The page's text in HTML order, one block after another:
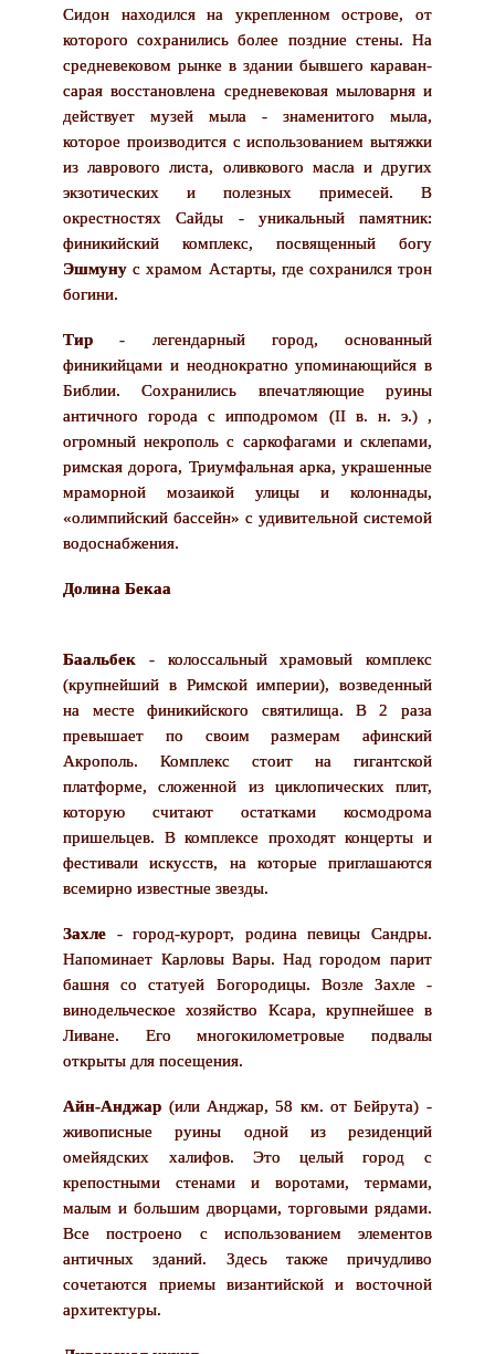
Сидон находился на укрепленном острове, от
которого сохранились более поздние стены. На
средневековом рынке в здании бывшего караван-
сарая восстановлена средневековая мыловарня и
действует музей мыла - знаменитого мыла,
которое производится с использованием вытяжки
из лаврового листа, оливкового масла и других
экзотических и полезных примесей. В
окрестностях Сайды - уникальный памятник:
финикийский комплекс, посвященный богу
Эшмунус храмом Астарты, где сохранился трон
богини.
Тир- легендарный город, основанный
финикийцами и неоднократно упоминающийся в
Библии. Сохранились впечатляющие руины
античного города с ипподромом (II в. н. э.) ,
огромный некрополь с саркофагами и склепами,
римская дорога, Триумфальная арка, украшенные
мраморной мозаикой улицы и колоннады,
«олимпийский бассейн» с удивительной системой
водоснабжения.
Долина Бекаа
Баальбек - колоссальный храмовый комплекс
(крупнейший в Римской империи), возведенный
на месте финикийского святилища. В 2 раза
превышает по своим размерам афинский
Акрополь. Комплекс стоит на гигантской
платформе, сложенной из циклопических плит,
которую считают остатками космодрома
пришельцев. В комплексе проходят концерты и
фестивали искусств, на которые приглашаются
всемирно известные звезды.
Захле - город-курорт, родина певицы Сандры.
Напоминает Карловы Вары. Над городом парит
башня со статуей Богородицы. Возле Захле -
винодельческое хозяйство Ксара, крупнейшее в
Ливане. Его многокилометровые подвалы
открыты для посещения.
Айн-Анджар (или Анджар, 58 км. от Бейрута) -
живописные руины одной из резиденций
омейядских халифов. Это целый город с
крепостными стенами и воротами, термами,
малым и большим дворцами, торговыми рядами.
Все построено с использованием элементов
античных зданий. Здесь также причудливо
сочетаются приемы византийской и восточной
архитектуры.